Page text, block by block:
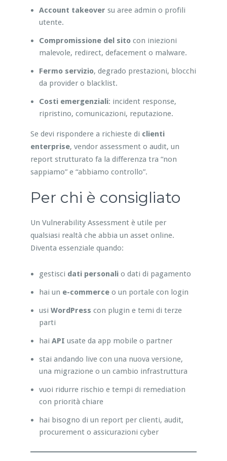
Account takeover su aree admin o profili
utente.
Compromissione del sitocon iniezioni
malevole, redirect, defacement o malware.
Fermo servizio, degrado prestazioni, blocchi
da provider o blacklist.
Costi emergenziali: incident response,
ripristino, comunicazioni, reputazione.
Se devi rispondere a richieste di clienti
enterprise, vendor assessment o audit, un
report strutturato fa la differenza tra “non
sappiamo” e “abbiamo controllo”.
Per chi è consigliato
Un Vulnerability Assessment è utile per
qualsiasi realtà che abbia un asset online.
Diventa essenziale quando:
gestisci dati personalio dati di pagamento
hai un e-commerceo un portale con login
usi WordPress con plugin e temi di terze
parti
hai API usate da app mobile o partner
stai andando live con una nuova versione,
una migrazione o un cambio infrastruttura
vuoi ridurre rischio e tempi di remediation
con priorità chiare
hai bisogno di un report per clienti, audit,
procurement o assicurazioni cyber